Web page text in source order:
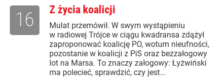
Z życia koalicji
Mulat przemówił. W swym wystąpieniu
w radiowej Trójce w ciągu kwadransa zdążył
zaproponować koalicję PO, wotum nieufności,
pozostanie w koalicji z PiS oraz bezzałogowy
lot na Marsa. To znaczy załogowy: Łyżwiński
ma polecieć, sprawdzić, czy jest...
16